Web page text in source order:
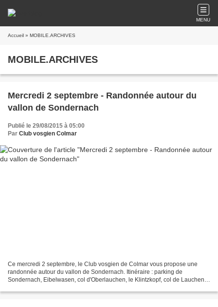
MENU
Accueil » MOBILE.ARCHIVES
MOBILE.ARCHIVES
Mercredi 2 septembre - Randonnée autour du
vallon de Sondernach
Publié le 29/08/2015 à 05:00
Par Club vosgien Colmar
Ce mercredi 2 septembre, le Club vosgien de Colmar vous propose une
randonnée autour du vallon de Sondernach. Itinéraire : parking de
Sondernach, Eibelwasen, col d'Oberlauchen, le Klintzkopf, col de Lauchen,